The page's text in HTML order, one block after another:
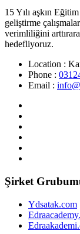
15 Yılı aşkın
geliştirme
verimliliğini
hedefliyoruz.
Location :
Phone :
Email :
Şirket
Ydsatak.com